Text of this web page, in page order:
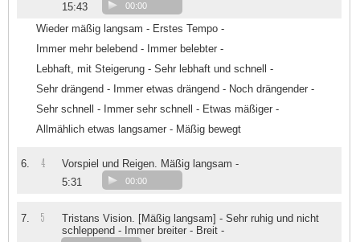
15:43
00:00
Wieder mäßig langsam - Erstes Tempo -
Immer mehr belebend - Immer belebter -
Lebhaft, mit Steigerung - Sehr lebhaft und schnell -
Sehr drängend - Immer etwas drängend - Noch drängender -
Sehr schnell - Immer sehr schnell - Etwas mäßiger -
Allmählich etwas langsamer - Mäßig bewegt
6. 4
Vorspiel und Reigen. Mäßig langsam -
5:31
00:00
7. 5
Tristans Vision. [Mäßig langsam] - Sehr ruhig und nicht
schleppend - Immer breiter - Breit -